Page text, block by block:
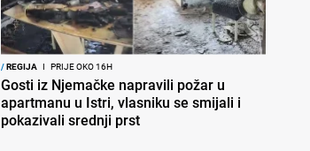
/REGIJA I PRIJE OKO 16H
Gosti iz Njemačke napravili požar u
apartmanu u Istri, vlasniku se smijali i
pokazivali srednji prst